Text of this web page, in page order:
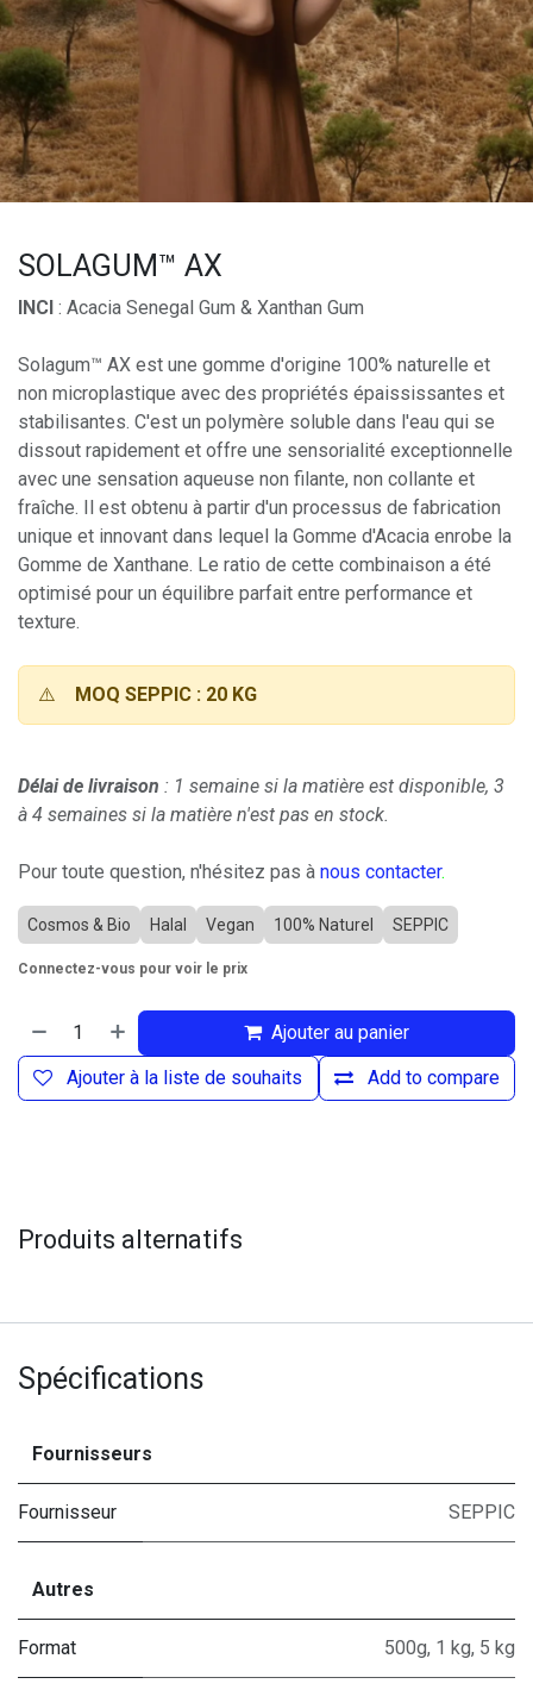
SOLAGUM™ AX
INCI : Acacia Senegal Gum & Xanthan Gum
Solagum™ AX est une gomme d'origine 100% naturelle et
non microplastique avec des propriétés épaississantes et
stabilisantes. C'est un polymère soluble dans l'eau qui se
dissout rapidement et offre une sensorialité exceptionnelle
avec une sensation aqueuse non filante, non collante et
fraîche. Il est obtenu à partir d'un processus de fabrication
unique et innovant dans lequel la Gomme d'Acacia enrobe la
Gomme de Xanthane. Le ratio de cette combinaison a été
optimisé pour un équilibre parfait entre performance et
texture.
⚠️ MOQ SEPPIC : 20 KG
Délai de livraison : 1 semaine si la matière est disponible, 3
à 4 semaines si la matière n'est pas en stock.
Pour toute question, n'hésitez pas à nous contacter.
Cosmos & Bio Halal Vegan 100% Naturel SEPPIC
Connectez-vous pour voir le prix
Ajouter au panier
Add to compare
Ajouter à la liste de souhaits
Produits alternatifs
Spécifications
Fournisseurs
Fournisseur SEPPIC
Autres
Format 500g, 1 kg, 5 kg